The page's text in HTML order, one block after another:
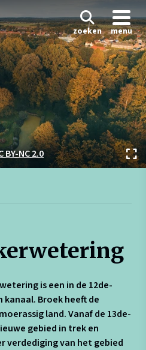
zoeken menu
BY-NC 2.0
is een in de 12de-
kanaal. Broek heeft de
land. Vanaf de 13de-
gebied in trek en
verdediging van het gebied